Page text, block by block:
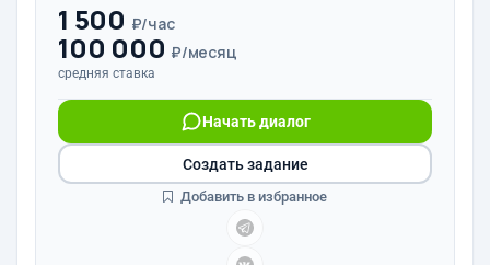
1 500 ₽/час
100 000 ₽/месяц
средняя ставка
Начать диалог
Создать задание
Добавить в избранное